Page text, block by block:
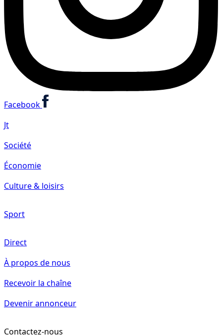
Facebook
Jt
Société
Économie
Culture & loisirs
Sport
Direct
À propos de nous
Recevoir la chaîne
Devenir annonceur
Contactez-nous